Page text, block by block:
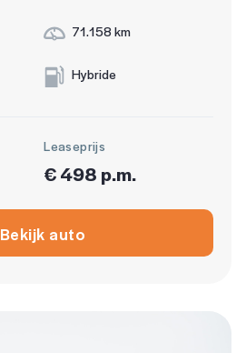
71.158 km
Hybride
Leaseprijs
€ 498 p.m.
Bekijk auto